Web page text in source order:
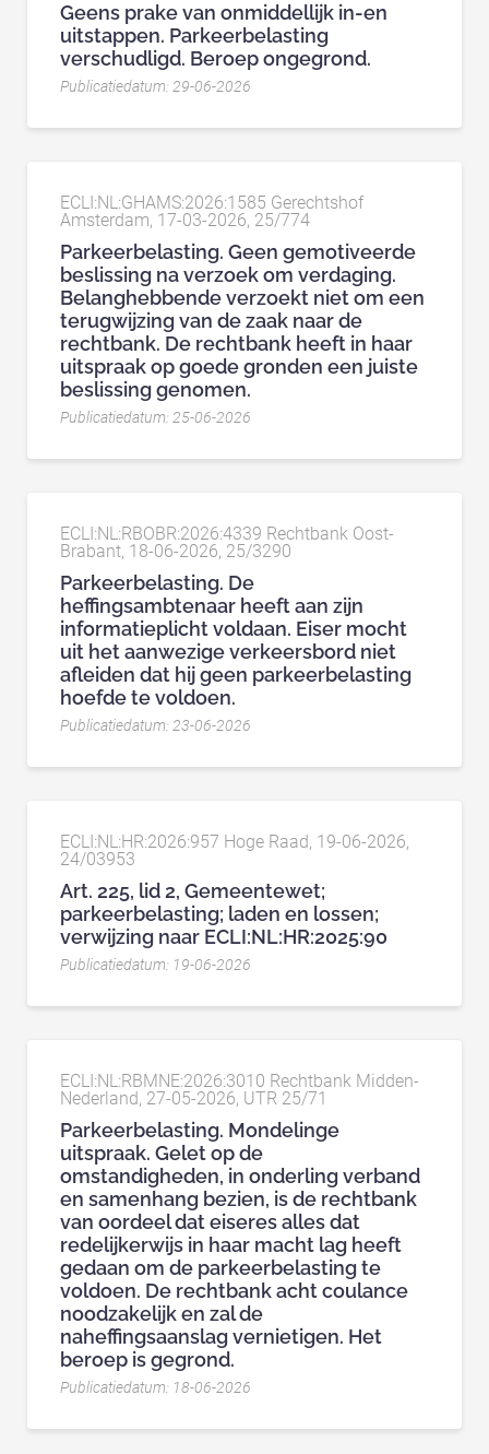
Geens prake van onmiddellijk in-en
uitstappen. Parkeerbelasting
verschudligd. Beroep ongegrond.
Publicatiedatum: 29-06-2026
ECLI:NL:GHAMS:2026:1585 Gerechtshof
Amsterdam, 17-03-2026, 25/774
Parkeerbelasting. Geen gemotiveerde
beslissing na verzoek om verdaging.
Belanghebbende verzoekt niet om een
terugwijzing van de zaak naar de
rechtbank. De rechtbank heeft in haar
uitspraak op goede gronden een juiste
beslissing genomen.
Publicatiedatum: 25-06-2026
ECLI:NL:RBOBR:2026:4339 Rechtbank Oost-
Brabant, 18-06-2026, 25/3290
Parkeerbelasting. De
heffingsambtenaar heeft aan zijn
informatieplicht voldaan. Eiser mocht
uit het aanwezige verkeersbord niet
afleiden dat hij geen parkeerbelasting
hoefde te voldoen.
Publicatiedatum: 23-06-2026
ECLI:NL:HR:2026:957 Hoge Raad, 19-06-2026,
24/03953
Art. 225, lid 2, Gemeentewet;
parkeerbelasting; laden en lossen;
verwijzing naar ECLI:NL:HR:2025:90
Publicatiedatum: 19-06-2026
ECLI:NL:RBMNE:2026:3010 Rechtbank Midden-
Nederland, 27-05-2026, UTR 25/71
Parkeerbelasting. Mondelinge
uitspraak. Gelet op de
omstandigheden, in onderling verband
en samenhang bezien, is de rechtbank
van oordeel dat eiseres alles dat
redelijkerwijs in haar macht lag heeft
gedaan om de parkeerbelasting te
voldoen. De rechtbank acht coulance
noodzakelijk en zal de
naheffingsaanslag vernietigen. Het
beroep is gegrond.
Publicatiedatum: 18-06-2026